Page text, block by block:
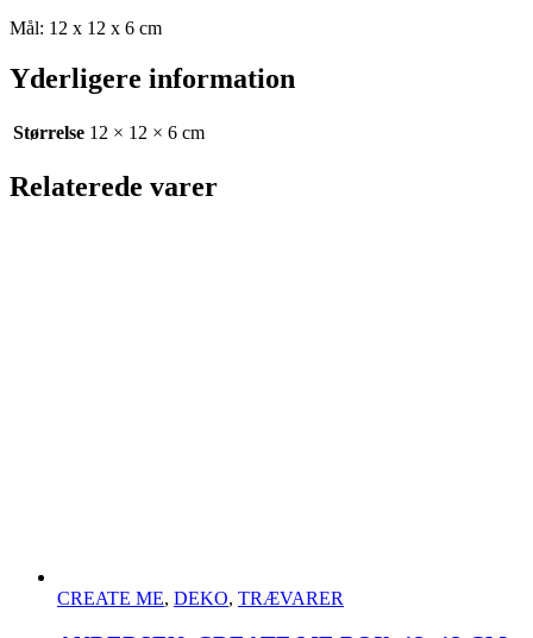
Mål: 12 x 12 x 6 cm
Yderligere information
Størrelse 12 × 12 × 6 cm
Relaterede varer
CREATE ME, DEKO, TRÆVARER